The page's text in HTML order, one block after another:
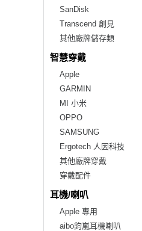
SanDisk
Transcend 創見
其他廠牌儲存類
智慧穿戴
Apple
GARMIN
MI 小米
OPPO
SAMSUNG
Ergotech 人因科技
其他廠牌穿戴
穿戴配件
耳機/喇叭
Apple 專用
aibo鈞嵐耳機喇叭